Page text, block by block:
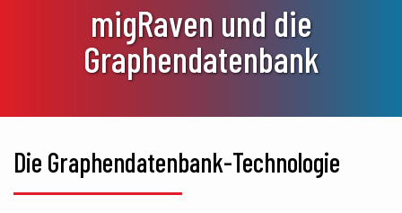
migRaven und die
Graphendatenbank
Die Graphendatenbank-Technologie